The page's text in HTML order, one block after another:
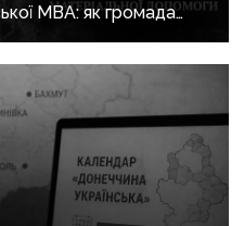
МВА: як громада